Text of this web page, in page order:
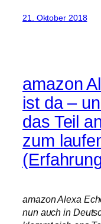
21. Oktober 2018
amazon
ist da –
das Teil
zum
amazon Alexa
nun auch in